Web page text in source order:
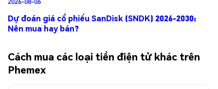
Dự đoán giá cổ phiếu SanDisk (SNDK) 2026-2030:
Nên mua hay bán?
Cách mua các loại tiền điện tử khác trên
Phemex